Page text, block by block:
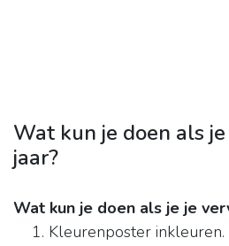
Wat kun je doen als
jaar?
Wat kun je doen als je je
Kleurenposter